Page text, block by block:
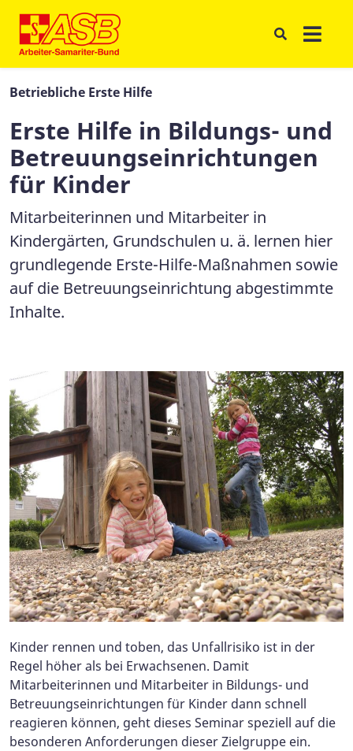
Betriebliche Erste Hilfe
Erste Hilfe in Bildungs- und
Betreuungseinrichtungen
für Kinder
Mitarbeiterinnen und Mitarbeiter in
Kindergärten, Grundschulen u. ä. lernen hier
grundlegende Erste-Hilfe-Maßnahmen sowie
auf die Betreuungseinrichtung abgestimmte
Inhalte.
Kinder rennen und toben, das Unfallrisiko ist in der
Regel höher als bei Erwachsenen. Damit
Mitarbeiterinnen und Mitarbeiter in Bildungs- und
Betreuungseinrichtungen für Kinder dann schnell
reagieren können, geht dieses Seminar speziell auf die
besonderen Anforderungen dieser Zielgruppe ein.